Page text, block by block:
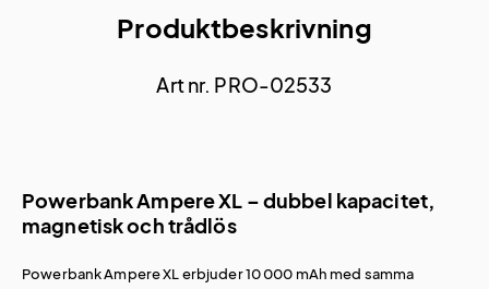
Produktbeskrivning
Art nr. PRO-02533
Powerbank Ampere XL – dubbel kapacitet,
magnetisk och trådlös
Powerbank Ampere XL erbjuder 10 000 mAh med samma